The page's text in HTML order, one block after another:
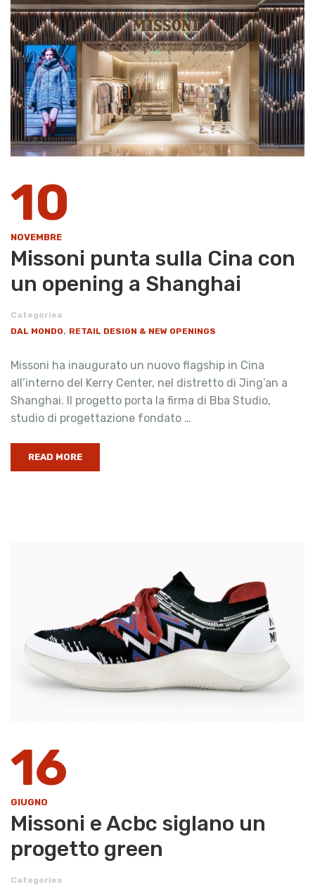
10
NOVEMBRE
Missoni punta sulla Cina con
un opening a Shanghai
Categories
DAL MONDO, RETAIL DESIGN & NEW OPENINGS
Missoni ha inaugurato un nuovo flagship in Cina
all’interno del Kerry Center, nel distretto di Jing’an a
Shanghai. Il progetto porta la firma di Bba Studio,
studio di progettazione fondato …
READ MORE
16
GIUGNO
Missoni e Acbc siglano un
progetto green
Categories